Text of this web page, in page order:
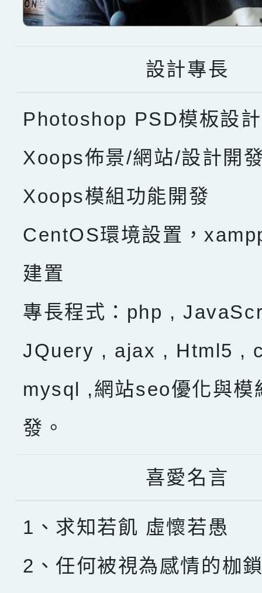
設計專長
Photoshop PSD模板設計
Xoops佈景/網站/設計開
Xoops模組功能開發
CentOS環境設置，
建置
專長程式：php ,
JQuery , ajax , Html5 ,
mysql ,網站seo優化與模
發。
喜愛名言
1、求知若飢 虛懷若愚
2、任何被視為感情的枷